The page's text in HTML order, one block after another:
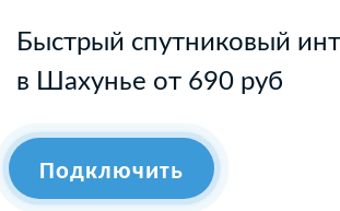
Быстрый спутниковый
в Шахунье от 690 руб
Подключить